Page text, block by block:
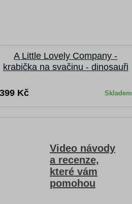
A Little Lovely Company -
krabička na svačinu - dinosauři
399 Kč Skladem
Video návody
a recenze,
které vám
pomohou